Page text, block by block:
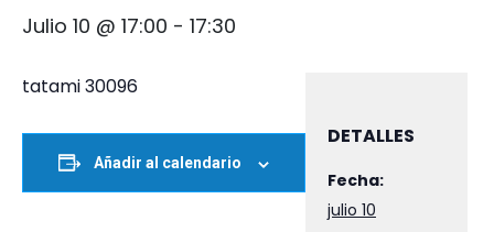
Julio 10 @ 17:00 - 17:30
tatami 30096
Añadir al calendario
DETALLES
Fecha:
julio 10